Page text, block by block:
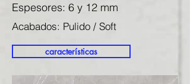
Espesores: 6 y 12 mm
Acabados: Pulido / Soft
características